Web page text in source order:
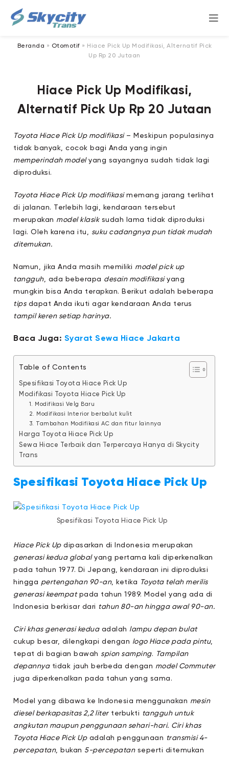
Beranda » Otomotif » Hiace Pick Up Modifikasi, Alternatif Pick
Up Rp 20 Jutaan
Hiace Pick Up Modifikasi,
Alternatif Pick Up Rp 20 Jutaan
Toyota Hiace Pick Up modifikasi– Meskipun populasinya
tidak banyak, cocok bagi Anda yang ingin
memperindah modelyang sayangnya sudah tidak lagi
diproduksi.
Toyota Hiace Pick Up modifikasimemang jarang terlihat
di jalanan. Terlebih lagi, kendaraan tersebut
merupakan model klasiksudah lama tidak diproduksi
lagi. Oleh karena itu, suku cadangnya pun tidak mudah
ditemukan.
Namun, jika Anda masih memiliki model pick up
tangguh, ada beberapa desain modifikasiyang
mungkin bisa Anda terapkan. Berikut adalah beberapa
tipsdapat Anda ikuti agar kendaraan Anda terus
tampil keren setiap harinya.
Baca Juga: Syarat Sewa Hiace Jakarta
Table of Contents
Spesifikasi Toyota Hiace Pick Up
Modifikasi Toyota Hiace Pick Up
1. Modifikasi Velg Baru
2. Modifikasi Interior berbalut kulit
3. Tambahan Modifikasi AC dan fitur lainnya
Harga Toyota Hiace Pick Up
Sewa Hiace Terbaik dan Terpercaya Hanya di Skycity
Trans
Spesifikasi Toyota Hiace Pick Up
Spesifikasi Toyota Hiace Pick Up
Hiace Pick Updipasarkan di Indonesia merupakan
generasi kedua globalyang pertama kali diperkenalkan
pada tahun 1977. Di Jepang, kendaraan ini diproduksi
hingga pertengahan 90-an, ketika Toyota telah merilis
generasi keempatpada tahun 1989. Model yang ada di
Indonesia berkisar dari tahun 80-an hingga awal 90-an.
Ciri khas generasi keduaadalah lampu depan bulat
cukup besar, dilengkapi dengan logo Hiace pada pintu,
tepat di bagian bawah spion samping. Tampilan
depannyatidak jauh berbeda dengan model Commuter
juga diperkenalkan pada tahun yang sama.
Model yang dibawa ke Indonesia menggunakan mesin
diesel berkapasitas 2,2 literterbukti tangguh untuk
angkutan maupun penggunaan sehari-hari. Ciri khas
Toyota Hiace Pick Upadalah penggunaan transmisi 4-
percepatan, bukan 5-percepatanseperti ditemukan